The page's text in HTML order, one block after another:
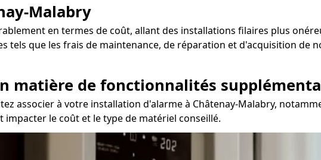
Malabry
en termes de coût, allant des installations filaires plus
tels que les frais de maintenance, de réparation et d'acquisition de
matière de fonctionnalités
associer à votre installation d'alarme à Châtenay-Malabry,
le coût et le type de matériel conseillé.